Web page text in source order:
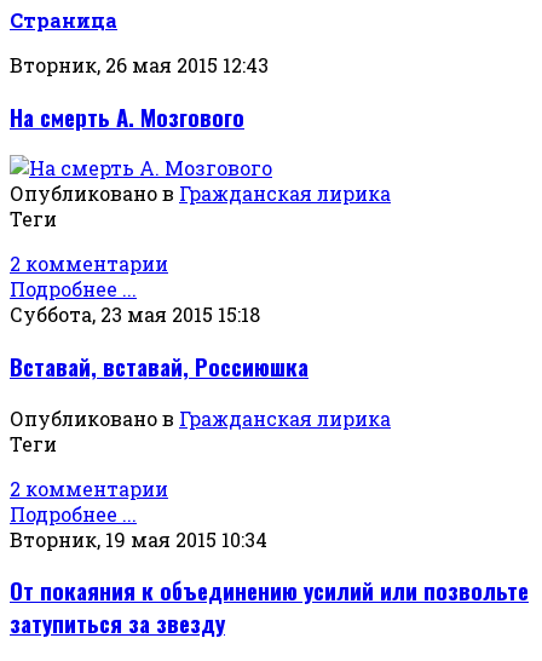
Страница
Вторник, 26 мая 2015 12:43
На смерть А. Мозгового
Опубликовано в Гражданская лирика
Теги
2 комментарии
Подробнее ...
Суббота, 23 мая 2015 15:18
Вставай, вставай, Россиюшка
Опубликовано в Гражданская лирика
Теги
2 комментарии
Подробнее ...
Вторник, 19 мая 2015 10:34
От покаяния к объединению усилий или позвольте
затупиться за звезду